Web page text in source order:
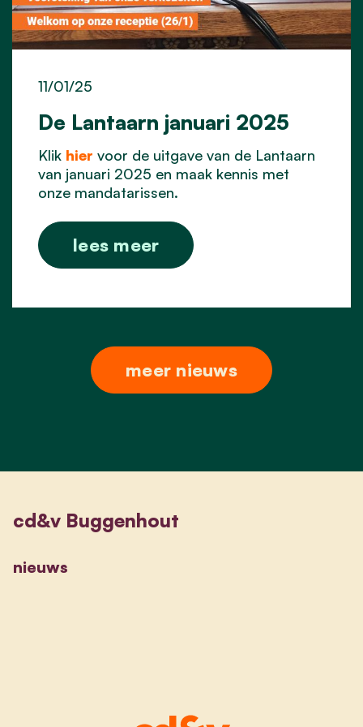
De Lantaarn januari 2025
11/01/25
Klik hier voor de uitgave van de Lantaarn
van januari 2025 en maak kennis met
onze mandatarissen.
lees meer
meer nieuws
cd&v Buggenhout
nieuws